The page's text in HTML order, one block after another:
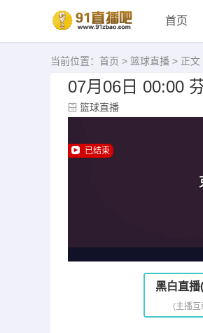
首页
当前位置： 首页 > 篮球直播 > 正文
07月06日 00:00
篮球直播
已结束
黑白直播
(主播互